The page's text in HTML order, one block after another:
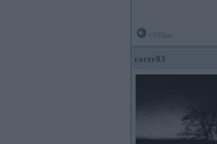
racer83